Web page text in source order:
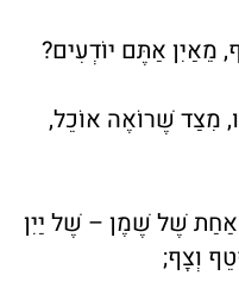
אַתֶּם יוֹדְעִים?
מִצַּד שֶׁרוֹאֶה אוֹכֵל,
שֶׁל שֶׁמֶן – שֶׁל יַיִן
וְצָף;